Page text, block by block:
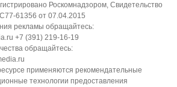
Роскомнадзором, Свидетельство
61356 от 07.04.2015
рекламы обращайтесь:
+7 (391) 219-16-19
обращайтесь:
применяются рекомендательные
технологии предоставления